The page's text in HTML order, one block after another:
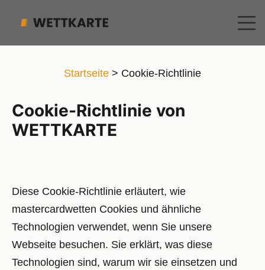
Startseite > Cookie-Richtlinie
Cookie-Richtlinie von
WETTKARTE
Diese Cookie-Richtlinie erläutert, wie
mastercardwetten Cookies und ähnliche
Technologien verwendet, wenn Sie unsere
Webseite besuchen. Sie erklärt, was diese
Technologien sind, warum wir sie einsetzen und